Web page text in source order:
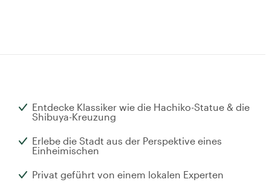
Entdecke Klassiker wie die Hachiko-Statue & die
Shibuya-Kreuzung
Erlebe die Stadt aus der Perspektive eines
Einheimischen
Privat geführt von einem lokalen Experten